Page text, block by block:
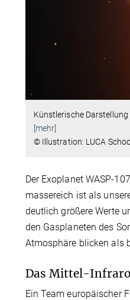
Künstlerische
[mehr]
© Illustration: LUCA
Der Exoplanet WASP-
massereich ist als
deutlich größere Werte
den Gasplaneten des
Atmosphäre blicken als
Das Mittel-
Ein Team europäischer